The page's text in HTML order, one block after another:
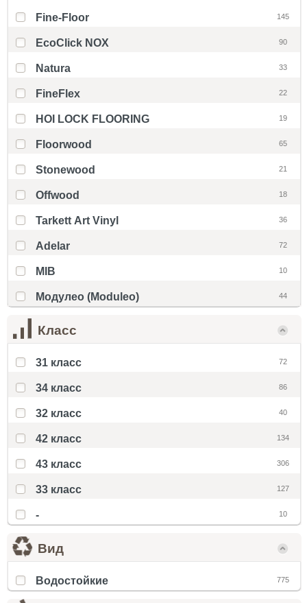
Fine-Floor 145
EcoClick NOX 90
Natura 33
FineFlex 22
HOI LOCK FLOORING 19
Floorwood 65
Stonewood 21
Offwood 18
Tarkett Art Vinyl 36
Adelar 72
MIB 10
Модулео (Moduleo) 44
Класс
31 класс 72
34 класс 86
32 класс 40
42 класс 134
43 класс 306
33 класс 127
- 10
Вид
Водостойкие 775